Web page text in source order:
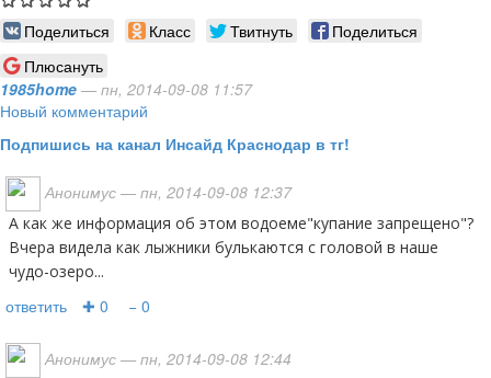
Поделиться Класс Твитнуть
Поделиться
Плюсануть
1985home — пн, 2014-09-08 11:57
Новый комментарий
Подпишись на канал Инсайд Краснодар в тг!
Анонимус — пн, 2014-09-08 12:37
А как же информация об этом водоеме"купание запрещено"?
Вчера видела как лыжники булькаются с головой в наше
чудо-озеро...
ответить ✚ 0 − 0
Анонимус — пн, 2014-09-08 12:44